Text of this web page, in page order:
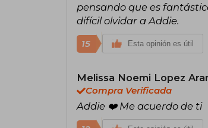
pensando que es
difícil olvidar a Addie.
15 Esta opinión es útil
Melissa Noemi Lopez
Compra Verificada
Addie ❤️ Me acuerdo de ti